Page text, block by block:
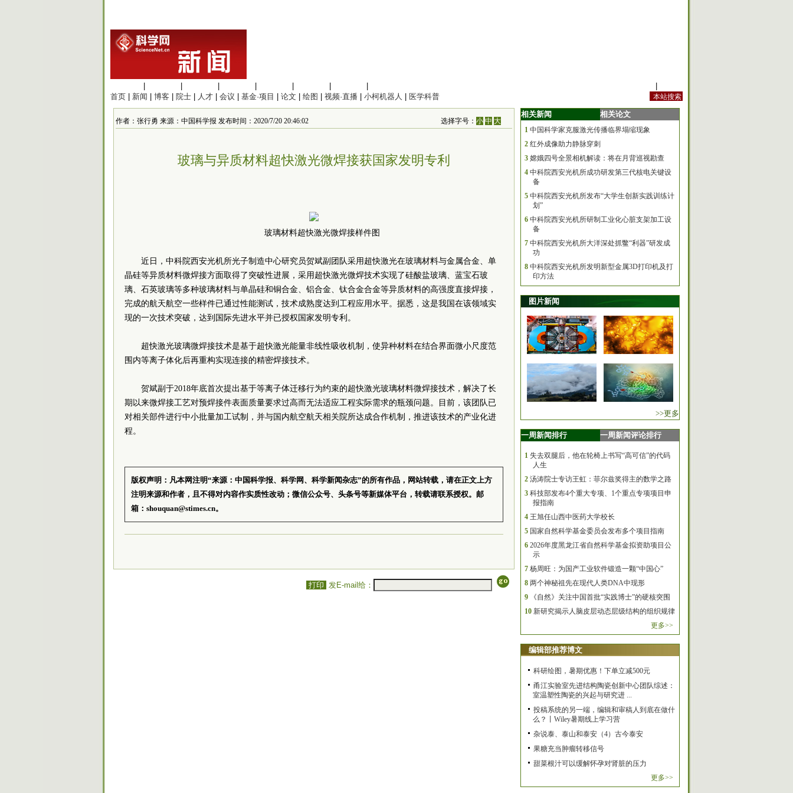
首页
新闻 博客 院士 人才 会议 基金·项目 论文 绘图 视频·直播 小柯机器人 医学科普
作者：张行勇 来源：中国科学报 发布时间：2020/7/20 20:46:02 选择字号：小 中 大
玻璃与异质材料超快激光微焊接获国家发明专利
玻璃材料超快激光微焊接样件图
近日， 中科院西安光机所光子制造中心研究员贺斌副团队采用超快激光在玻璃材料与金属合金、单
晶硅等异质材料微焊接方面取得了突破性进展，采用超快激光微焊技术实现了硅酸盐玻璃、蓝宝石玻
璃、石英玻璃等多种玻璃材料与单晶硅和铜合金、铝合金、钛合金合金等异质材料的高强度直接焊接，
完成的航天航空一些样件已通过性能测试，技术成熟度达到工程应用水平。 据悉，这是我国在该领域实
现的一次技术突破，达到国际先进水平并已授权国家发明专利。
超快激光玻璃微焊接技术是基于超快激光能量非线性吸收机制，使异种材料在结合界面微小尺度范
围内等离子体化后再重构实现连接的精密焊接技术。
贺斌副于2018年底首次提出基于等离子体迁移行为约束的超快激光玻璃材料微焊接技术，解决了长
期以来微焊接工艺对预焊接件表面质量要求过高而无法适应工程实际需求的瓶颈问题。
目前，该团队已
对相关部件进行中小批量加工试制，并与国内航空航天相关院所达成合作机制，推进该技术的产业化进
程。
版权声明：凡本网注明“来源：中国科学报、科学网、科学新闻杂志”的所有作品，网站转载，请在正文上方
注明来源和作者，且不得对内容作实质性改动；微信公众号、头条号等新媒体平台，转载请联系授权。邮
箱：shouquan@stimes.cn。
打印 发E-mail给：
相关新闻 相关论文
1 中国科学家克服激光传播临界塌缩现象
2 红外成像助力静脉穿刺
3 嫦娥四号全景相机解读：将在月背巡视勘查
4 中科院西安光机所成功研发第三代核电关键设
备
5 中科院西安光机所发布“大学生创新实践训练计
划”
6 中科院西安光机所研制工业化心脏支架加工设
备
7 中科院西安光机所大洋深处抓鳖“利器”研发成
功
8 中科院西安光机所发明新型金属3D打印机及打
印方法
图片新闻
>>更多
一周新闻排行 一周新闻评论排行
1 失去双腿后，他在轮椅上书写“高可信”的代码
人生
2 汤涛院士专访王虹：菲尔兹奖得主的数学之路
3 科技部发布4个重大专项、1个重点专项项目申
报指南
4 王旭任山西中医药大学校长
5 国家自然科学基金委员会发布多个项目指南
6 2026年度黑龙江省自然科学基金拟资助项目公
示
7 杨周旺：为国产工业软件锻造一颗“中国心”
8 两个神秘祖先在现代人类DNA中现形
9
《自然》关注中国首批“实践博士”的硬核突围
10 新研究揭示人脑皮层动态层级结构的组织规律
更多>>
编辑部推荐博文
科研绘图，暑期优惠！下单立减500元
甬江实验室先进结构陶瓷创新中心团队综述：
室温塑性陶瓷的兴起与研究进 ...
投稿系统的另一端，编辑和审稿人到底在做什
么？丨Wiley暑期线上学习营
杂说泰、泰山和泰安（4）古今泰安
果糖充当肿瘤转移信号
甜菜根汁可以缓解怀孕对肾脏的压力
更多>>